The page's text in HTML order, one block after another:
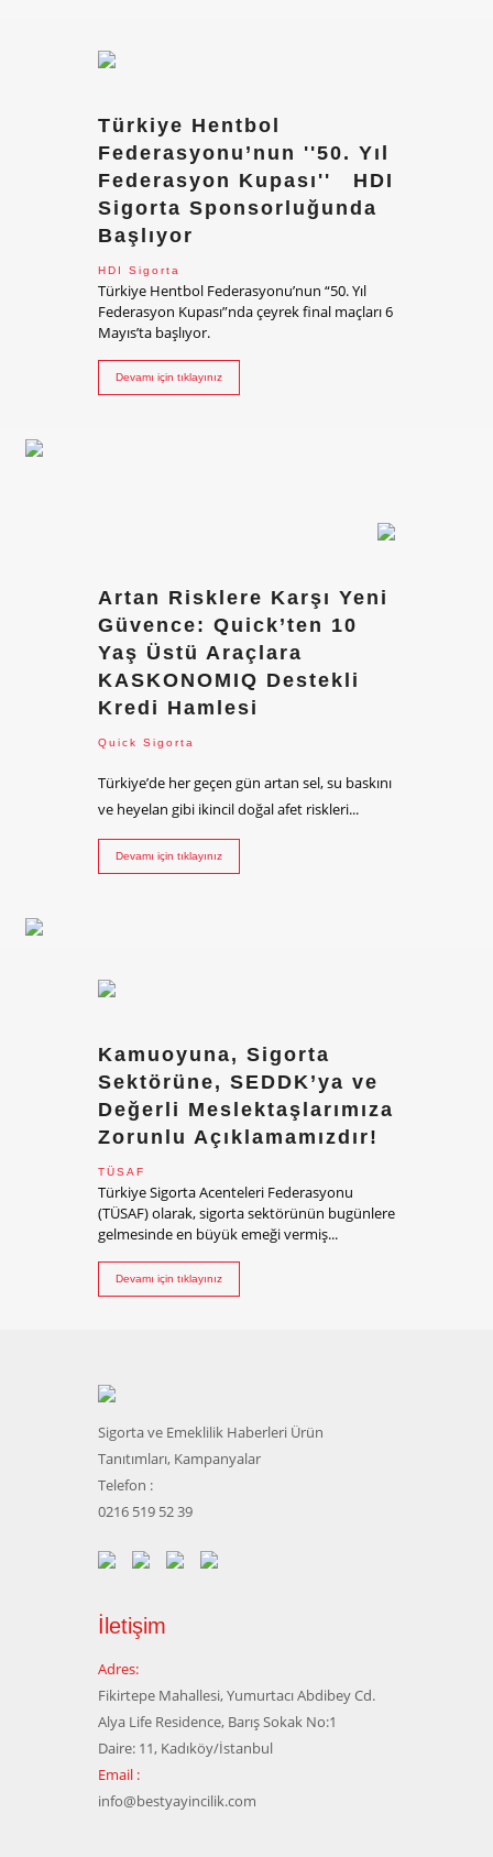
Türkiye Hentbol
Federasyonu’nun ''50. Yıl
Federasyon Kupası'' HDI
Sigorta Sponsorluğunda
Başlıyor
HDI Sigorta
Türkiye Hentbol Federasyonu’nun “50. Yıl
Federasyon Kupası”nda çeyrek final maçları 6
Mayıs’ta başlıyor.
Devamı için tıklayınız
Artan Risklere Karşı Yeni
Güvence: Quick’ten 10
Yaş Üstü Araçlara
KASKONOMIQ Destekli
Kredi Hamlesi
Quick Sigorta
Türkiye’de her geçen gün artan sel, su baskını
ve heyelan gibi ikincil doğal afet riskleri...
Devamı için tıklayınız
Kamuoyuna, Sigorta
Sektörüne, SEDDK’ya ve
Değerli Meslektaşlarımıza
Zorunlu Açıklamamızdır!
TÜSAF
Türkiye Sigorta Acenteleri Federasyonu
(TÜSAF) olarak, sigorta sektörünün bugünlere
gelmesinde en büyük emeği vermiş...
Devamı için tıklayınız
Sigorta ve Emeklilik Haberleri Ürün
Tanıtımları, Kampanyalar
Telefon :
0216 519 52 39
İletişim
Adres:
Fikirtepe Mahallesi, Yumurtacı Abdibey Cd.
Alya Life Residence, Barış Sokak No:1
Daire: 11, Kadıköy/İstanbul
Email :
info@bestyayincilik.com